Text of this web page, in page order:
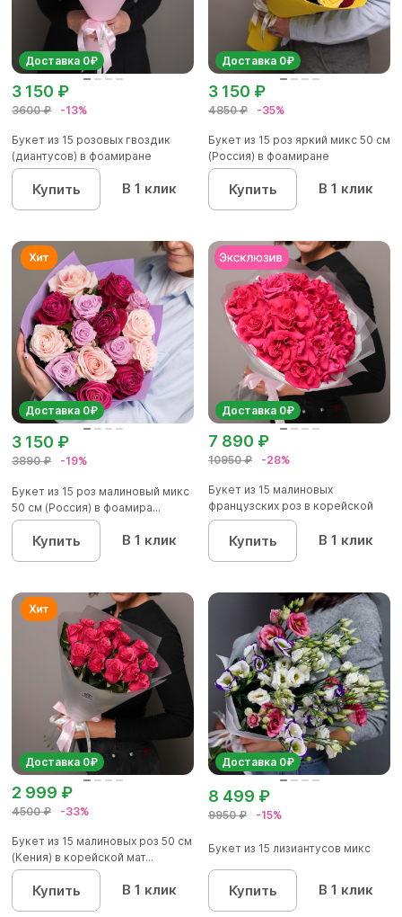
Доставка 0₽
3600 ₽ -13%
3 150 ₽
Букет из 15 розовых гвоздик
(диантусов) в фоамиране
Купить В 1 клик
Доставка 0₽
4850 ₽ -35%
3 150 ₽
Букет из 15 роз яркий микс 50 см
(Россия) в фоамиране
Купить В 1 клик
Доставка 0₽
3890 ₽ -19%
3 150 ₽
Букет из 15 роз малиновый микс
50 см (Россия) в фоамира...
Купить В 1 клик
Доставка 0₽
10950 ₽ -28%
7 890 ₽
Букет из 15 малиновых
французских роз в корейской
матов...
Купить В 1 клик
Доставка 0₽
4500 ₽ -33%
2 999 ₽
Букет из 15 малиновых роз 50 см
(Кения) в корейской мат...
Купить В 1 клик
Доставка 0₽
9950 ₽ -15%
8 499 ₽
Букет из 15 лизиантусов микс
Купить В 1 клик